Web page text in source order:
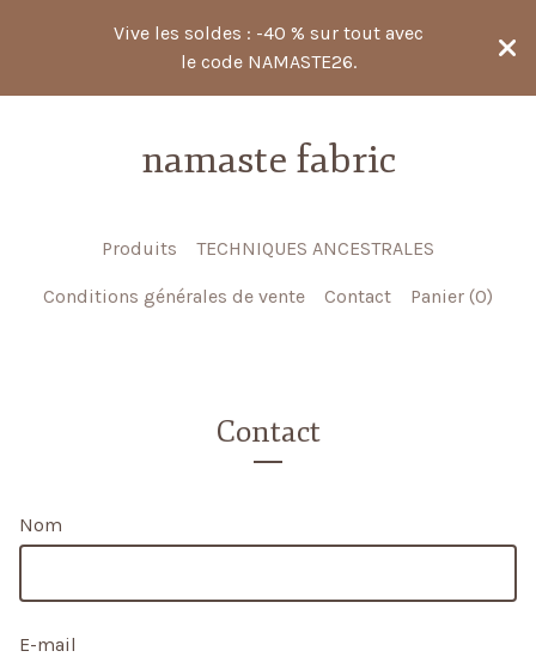
Vive les soldes : -40 % sur tout avec
le code NAMASTE26.
namaste fabric
Produits TECHNIQUES ANCESTRALES
Conditions générales de vente Contact Panier (0)
Contact
Nom
E-mail